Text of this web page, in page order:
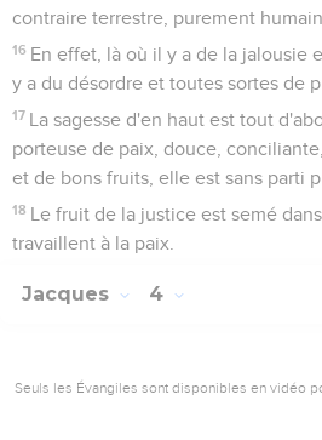
contraire terrestre, purement
16 En effet, là où il y a de la jalousie
y a du désordre et toutes sortes de
17 La sagesse d'en haut est tout
porteuse de paix, douce,
et de bons fruits, elle est sans parti
18 Le fruit de la justice est semé
travaillent à la paix.
Jacques 4
Seuls les Évangiles sont disponibles en vidéo